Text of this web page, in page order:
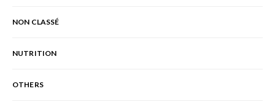
NON CLASSÉ
NUTRITION
OTHERS